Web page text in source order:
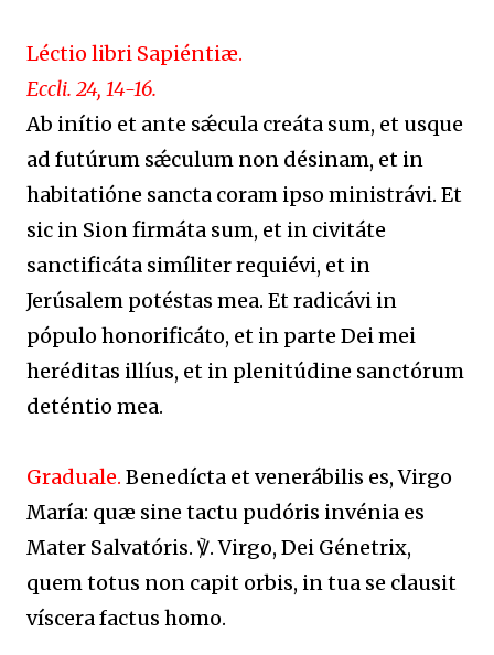
Léctio libri Sapiéntiæ.
Eccli. 24, 14-16.
Ab inítio et ante sǽcula creáta sum, et usque
ad futúrum sǽculum non désinam, et in
habitatióne sancta coram ipso ministrávi. Et
sic in Sion firmáta sum, et in civitáte
sanctificáta simíliter requiévi, et in
Jerúsalem potéstas mea. Et radicávi in
pópulo honorificáto, et in parte Dei mei
heréditas illíus, et in plenitúdine sanctórum
deténtio mea.
Graduale. Benedícta et venerábilis es, Virgo
María: quæ sine tactu pudóris invénia es
Mater Salvatóris. ℣. Virgo, Dei Génetrix,
quem totus non capit orbis, in tua se clausit
víscera factus homo.